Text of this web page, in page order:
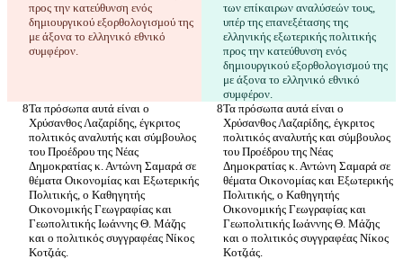
προς την κατεύθυνση ενός
δημιουργικού εξορθολογισμού της
με άξονα το ελληνικό εθνικό
των επίκαιρων αναλύσεών τους,
υπέρ της επανεξέτασης της
ελληνικής εξωτερικής πολιτικής
προς την κατεύθυνση ενός
δημιουργικού εξορθολογισμού της
με άξονα το ελληνικό εθνικό
Τα πρόσωπα αυτά είναι ο
Χρύσανθος Λαζαρίδης, έγκριτος
πολιτικός αναλυτής και σύμβουλος
του Προέδρου της Νέας
Δημοκρατίας κ. Αντώνη Σαμαρά σε
θέματα Οικονομίας και Εξωτερικής
Πολιτικής, ο Καθηγητής
Οικονομικής Γεωγραφίας και
Γεωπολιτικής Ιωάννης Θ. Μάζης
και ο πολιτικός συγγραφέας Νίκος
Τα πρόσωπα αυτά είναι ο
Χρύσανθος Λαζαρίδης, έγκριτος
πολιτικός αναλυτής και σύμβουλος
του Προέδρου της Νέας
Δημοκρατίας κ. Αντώνη Σαμαρά σε
θέματα Οικονομίας και Εξωτερικής
Πολιτικής, ο Καθηγητής
Οικονομικής Γεωγραφίας και
Γεωπολιτικής Ιωάννης Θ. Μάζης
και ο πολιτικός συγγραφέας Νίκος